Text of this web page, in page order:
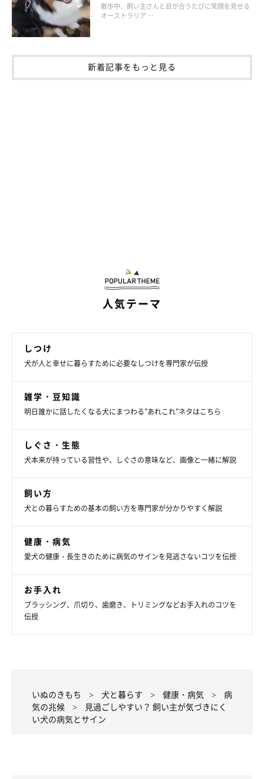
1ヶ月に1回は体重測定をすること
定期的に健康診断をうけること（目安として1〜6歳までは
発見のためにできること
犬の病気の中には、初期症状が現れにくく、飼い主さんがなかなか
気づいてあげられないものも少なくありません。そこで今回は、飼
目。早く気づいてあげるためのチェックポイントもご紹介します。
散歩中、飼い主さんと目が合うたびに笑顔を見せる
オーストラリア …
新着記事をもっと見る
人気テーマ
しつけ
犬が人と幸せに暮らすために必要なしつけを専門家が伝授
雑学・豆知識
明日誰かに話したくなる犬にまつわる”あれこれ”ネタはこちら
しぐさ・生態
犬本来が持っている習性や、しぐさの意味など、画像と一緒に解説
飼い方
犬との暮らすための基本の飼い方を専門家が分かりやすく解説
健康・病気
愛犬の健康・長生きのために病気のサインを見逃さないコツを伝授
お手入れ
ブラッシング、爪切り、歯磨き、トリミングなどお手入れのコツを
伝授
いぬのきもち 犬と暮らす 健康・病気
病
気の兆候
見過ごしやすい？ 飼い主が気づきにく
い犬の病気とサイン